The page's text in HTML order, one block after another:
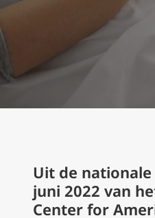
Uit de
juni 2022 van
Center for